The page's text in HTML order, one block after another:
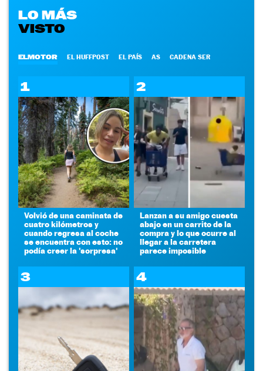
LO MÁS
VISTO
ELMOTOR EL HUFFPOST EL PAÍS AS CADENA SER
1
Volvió de una caminata de
cuatro kilómetros y
cuando regresa al coche
se encuentra con esto: no
podía creer la 'sorpresa'
2
Lanzan a su amigo cuesta
abajo en un carrito de la
compra y lo que ocurre al
llegar a la carretera
parece imposible
3 4